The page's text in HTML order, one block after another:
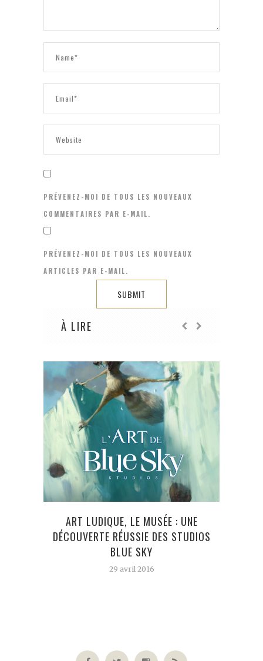
PRÉVENEZ-MOI DE TOUS LES NOUVEAUX
COMMENTAIRES PAR E-MAIL.
PRÉVENEZ-MOI DE TOUS LES NOUVEAUX
ARTICLES PAR E-MAIL.
À LIRE
ART LUDIQUE, LE MUSÉE : UNE
DÉCOUVERTE RÉUSSIE DES STUDIOS
BLUE SKY
29 avril 2016